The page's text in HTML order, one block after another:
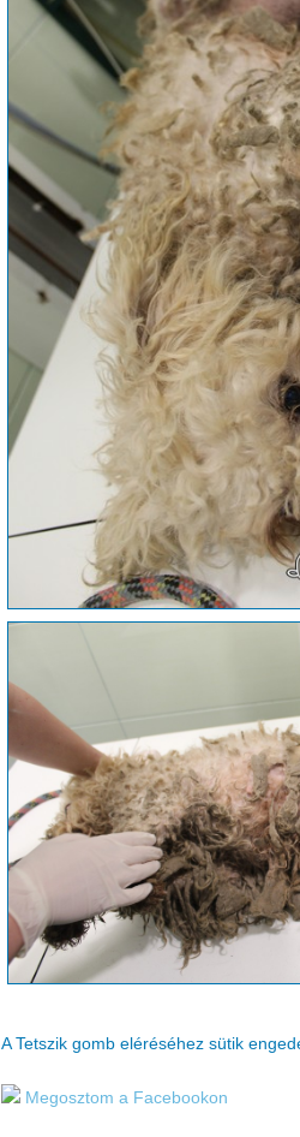
A Tetszik gomb eléréséhez sütik
Megosztom a Facebookon